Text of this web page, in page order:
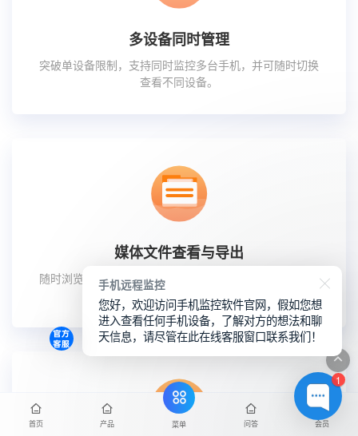
多设备同时管理
突破单设备限制，支持同时监控多台手机，并可随时切换
查看不同设备。
媒体文件查看与导出
随时浏览目标设备中的照片与视频，支持导出至本地或云
首页 产品 菜单 问答 会员
1
手机远程监控
您好，欢迎访问手机监控软件官网，假如您想
进入查看任何手机设备，了解对方的想法和聊
天信息，请尽管在此在线客服窗口联系我们！